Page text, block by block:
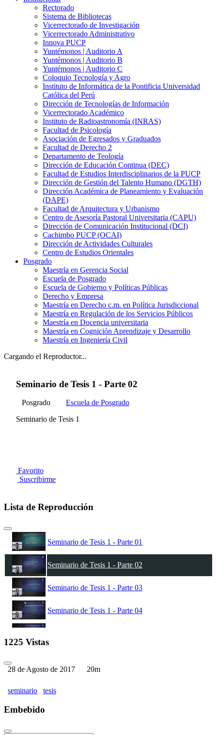
Rectorado
Sistema de Bibliotecas
Vicerrectorado de Investigación
Vicerrectorado Administrativo
Innova PUCP
Yuntémonos | Auditorio A
Yuntémonos | Auditorio B
Yuntémonos | Auditorio C
Coloquio Tecnología y Agro
Instituto de Informática de la Pontificia Universidad
Católica del Perú
Dirección de Tecnologías de Información
Vicerrectorado Académico
Instituto de Radioastronomía (INRAS)
Facultad de Psicología
Asociación de Egresados y Graduados
Facultad de Derecho 2
Departamento de Teología
Dirección de Educación Continua (DEC)
Facultad de Estudios Interdisciplinarios de la PUCP
Dirección de Gestión del Talento Humano (DGTH)
Dirección Académica de Planeamiento y Evaluación
(DAPE)
Facultad de Arquitectura y Urbanismo
Centro de Asesoría Pastoral Universitaria (CAPU)
Dirección de Comunicación Institucional (DCI)
Cachimbo PUCP (OCAI)
Dirección de Actividades Culturales
Centro de Estudios Orientales
Posgrado
Maestría en Gerencia Social
Escuela de Posgrado
Escuela de Gobierno y Políticas Públicas
Derecho y Empresa
Maestría en Derecho c.m. en Política Jurisdiccional
Maestría en Regulación de los Servicios Públicos
Maestría en Docencia universitaria
Maestría en Cognición Aprendizaje y Desarrollo
Maestría en Ingeniería Civil
Cargando el Reproductor...
Seminario de Tesis 1 - Parte 02
Posgrado
Escuela de Posgrado
Seminario de Tesis 1
Favorito
Suscribirme
Lista de Reproducción
Seminario de Tesis 1 - Parte 01
Seminario de Tesis 1 - Parte 02
Seminario de Tesis 1 - Parte 03
Seminario de Tesis 1 - Parte 04
1225 Vistas
28 de Agosto de 2017 20m
seminario tesis
Embebido